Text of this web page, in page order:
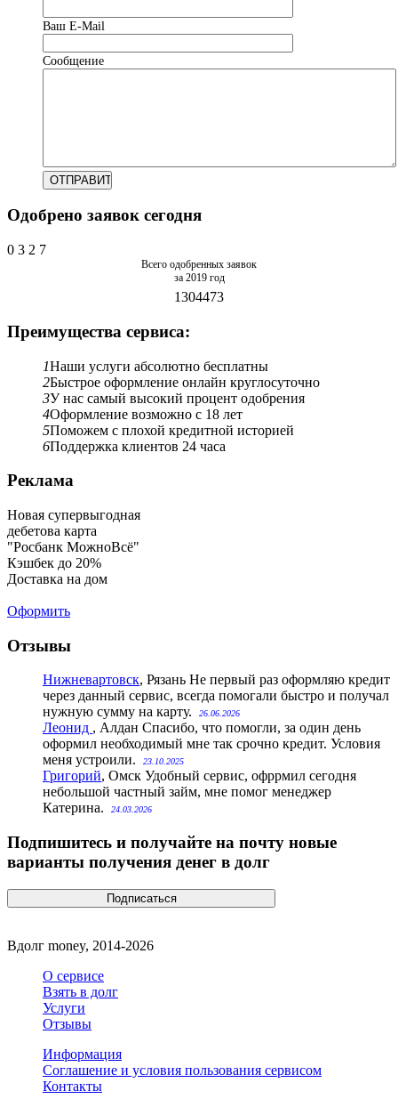
Ваш Е-Mail
Сообщение
Одобрено заявок сегодня
0 3 2 7
Всего одобренных заявок
за 2019 год
1304473
Преимущества сервиса:
1Наши услуги абсолютно бесплатны
2Быстрое оформление онлайн круглосуточно
3У нас самый высокий процент одобрения
4Оформление возможно с 18 лет
5Поможем с плохой кредитной историей
6Поддержка клиентов 24 часа
Реклама
Новая супервыгодная
дебетова карта
"Росбанк МожноВсё"
Кэшбек до 20%
Доставка на дом
Оформить
Отзывы
Нижневартовск, Рязань Не первый раз оформляю кредит
через данный сервис, всегда помогали быстро и получал
нужную сумму на карту.
26.06.2026
Леонид , Алдан Спасибо, что помогли, за один день
оформил необходимый мне так срочно кредит. Условия
меня устроили.
23.10.2025
Григорий, Омск Удобный сервис, офррмил сегодня
небольшой частный займ, мне помог менеджер
Катерина.
24.03.2026
Подпишитесь и получайте на почту новые
варианты получения денег в долг
Вдолг money, 2014-2026
О сервисе
Взять в долг
Услуги
Отзывы
Информация
Соглашение и условия пользования сервисом
Контакты